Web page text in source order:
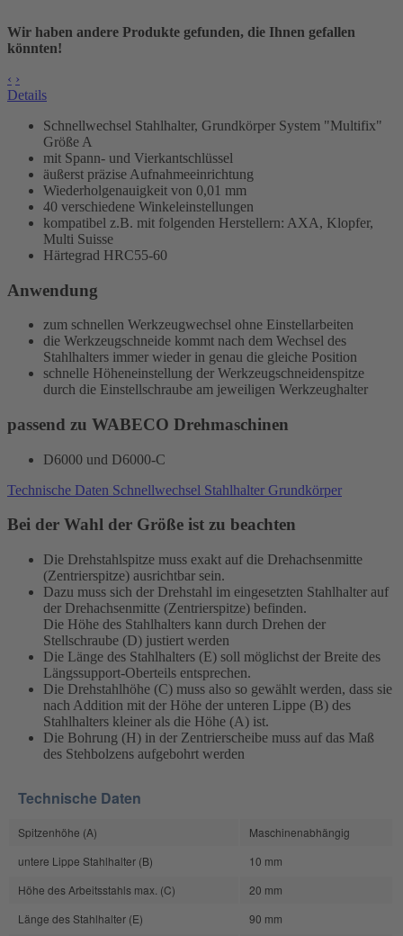
Wir haben andere Produkte gefunden, die Ihnen gefallen
könnten!
‹ ›
Details
Schnellwechsel Stahlhalter, Grundkörper System "Multifix"
Größe A
mit Spann- und Vierkantschlüssel
äußerst präzise Aufnahmeeinrichtung
Wiederholgenauigkeit von 0,01 mm
40 verschiedene Winkeleinstellungen
kompatibel z.B. mit folgenden Herstellern: AXA, Klopfer,
Multi Suisse
Härtegrad HRC55-60
Anwendung
zum schnellen Werkzeugwechsel ohne Einstellarbeiten
die Werkzeugschneide kommt nach dem Wechsel des
Stahlhalters immer wieder in genau die gleiche Position
schnelle Höheneinstellung der Werkzeugschneidenspitze
durch die Einstellschraube am jeweiligen Werkzeughalter
passend zu WABECO Drehmaschinen
D6000 und D6000-C
Technische Daten Schnellwechsel Stahlhalter Grundkörper
Bei der Wahl der Größe ist zu beachten
Die Drehstahlspitze muss exakt auf die Drehachsenmitte
(Zentrierspitze) ausrichtbar sein.
Dazu muss sich der Drehstahl im eingesetzten Stahlhalter auf
der Drehachsenmitte (Zentrierspitze) befinden.
Die Höhe des Stahlhalters kann durch Drehen der
Stellschraube (D) justiert werden
Die Länge des Stahlhalters (E) soll möglichst der Breite des
Längssupport-Oberteils entsprechen.
Die Drehstahlhöhe (C) muss also so gewählt werden, dass sie
nach Addition mit der Höhe der unteren Lippe (B) des
Stahlhalters kleiner als die Höhe (A) ist.
Die Bohrung (H) in der Zentrierscheibe muss auf das Maß
des Stehbolzens aufgebohrt werden
Technische Daten
Spitzenhöhe (A)
Maschinenabhängig
untere Lippe Stahlhalter (B)
10 mm
Höhe des Arbeitsstahls max. (C)
20 mm
Länge des Stahlhalter (E)
90 mm